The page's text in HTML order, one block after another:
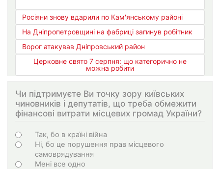
Росіяни знову вдарили по Кам'янському районі
На Дніпропетровщині на фабриці загинув робітник
Ворог атакував Дніпровський район
Церковне свято 7 серпня: що категорично не
можна робити
Чи підтримуєте Ви точку зору київських
чиновників і депутатів, що треба обмежити
фінансові витрати місцевих громад України?
Варіанти
Так, бо в країні війна
Ні, бо це порушення прав місцевого
самоврядування
Мені все одно